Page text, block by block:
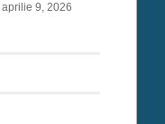
aprilie 9, 2026